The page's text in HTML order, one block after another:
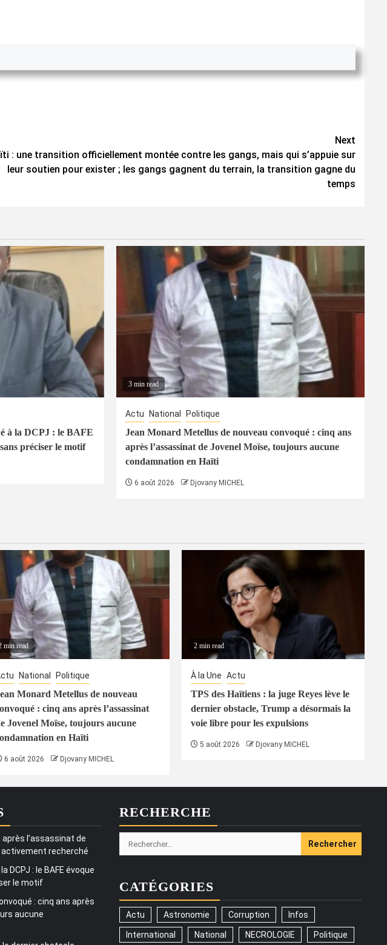
Next
: une transition officiellement montée contre les gangs, mais qui s’appuie sur
leur soutien pour exister ; les gangs gagnent du terrain, la transition gagne du
temps
à la DCPJ : le BAFE
préciser le motif
3 min read
Actu National Politique
Jean Monard Metellus de nouveau convoqué : cinq ans
après l’assassinat de Jovenel Moïse, toujours aucune
condamnation en Haïti
6 août 2026 Djovany MICHEL
min read
National Politique
Monard Metellus de nouveau
: cinq ans après l’assassinat
Jovenel Moïse, toujours aucune
en Haïti
6 août 2026 Djovany MICHEL
2 min read
À la Une Actu
TPS des Haïtiens : la juge Reyes lève le
dernier obstacle, Trump a désormais la
voie libre pour les expulsions
5 août 2026 Djovany MICHEL
l’assassinat de
activement recherché
DCPJ : le BAFE évoque
le motif
: cinq ans après
aucune
RECHERCHE
Rechercher :
CATÉGORIES
Actu Astronomie Corruption Infos
International National NECROLOGIE Politique